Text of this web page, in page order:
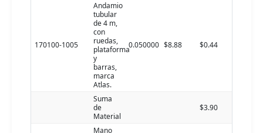
170100-1005
Andamio
tubular
de 4 m,
con
ruedas,
plataforma
y
barras,
marca
Atlas.
0.050000 $8.88 $0.44
Suma
de
Material
$3.90
Mano